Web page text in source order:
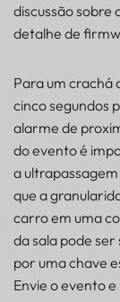
discussão sobre
detalhe de
Para um crachá
cinco segundos
alarme de
do evento é
a
que a
carro em uma
da sala pode
por uma chave
Envie o evento